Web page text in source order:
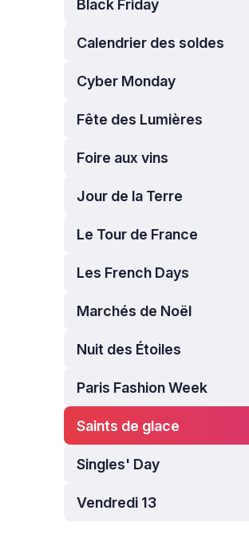
Black Friday
Calendrier des soldes
Cyber Monday
Fête des Lumières
Foire aux vins
Jour de la Terre
Le Tour de France
Les French Days
Marchés de Noël
Nuit des Étoiles
Paris Fashion Week
Saints de glace
Singles' Day
Vendredi 13